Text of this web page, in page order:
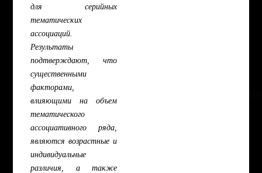
для серийных
тематических
ассоциаций.
Результаты
подтверждают, что
существенными
факторами,
влияющими на объем
тематического
ассоциативного ряда,
являются возрастные и
индивидуальные
различия, а также